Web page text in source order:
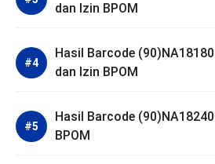
dan Izin BPOM
Hasil Barcode
dan Izin BPOM
Hasil Barcode
BPOM